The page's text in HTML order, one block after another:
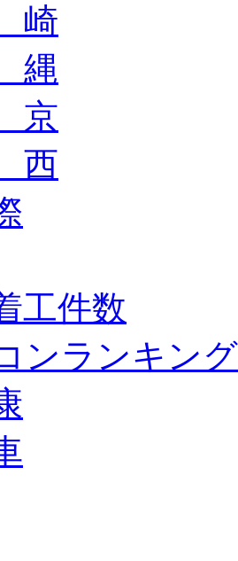
崎
縄
京
西
工件数
ンランキング